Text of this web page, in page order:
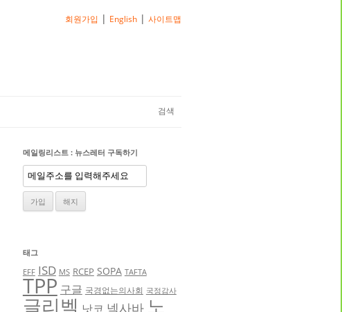
검색
회원가입 | English |사이트맵
메일링리스트 : 뉴스레터 구독하기
태그
EFF ISD MS RCEP SOPA TAFTA
TPP 구글 국경없는의사회 국정감사
글리벡 낫코 넥사바 노